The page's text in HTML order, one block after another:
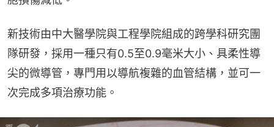
新技術由中大醫學院與工程學院組成的跨學科研究團
隊研發，採用一種只有0.5至0.9毫米大小、具柔性導
尖的微導管，專門用以導航複雜的血管結構，並可一
次完成多項治療功能。